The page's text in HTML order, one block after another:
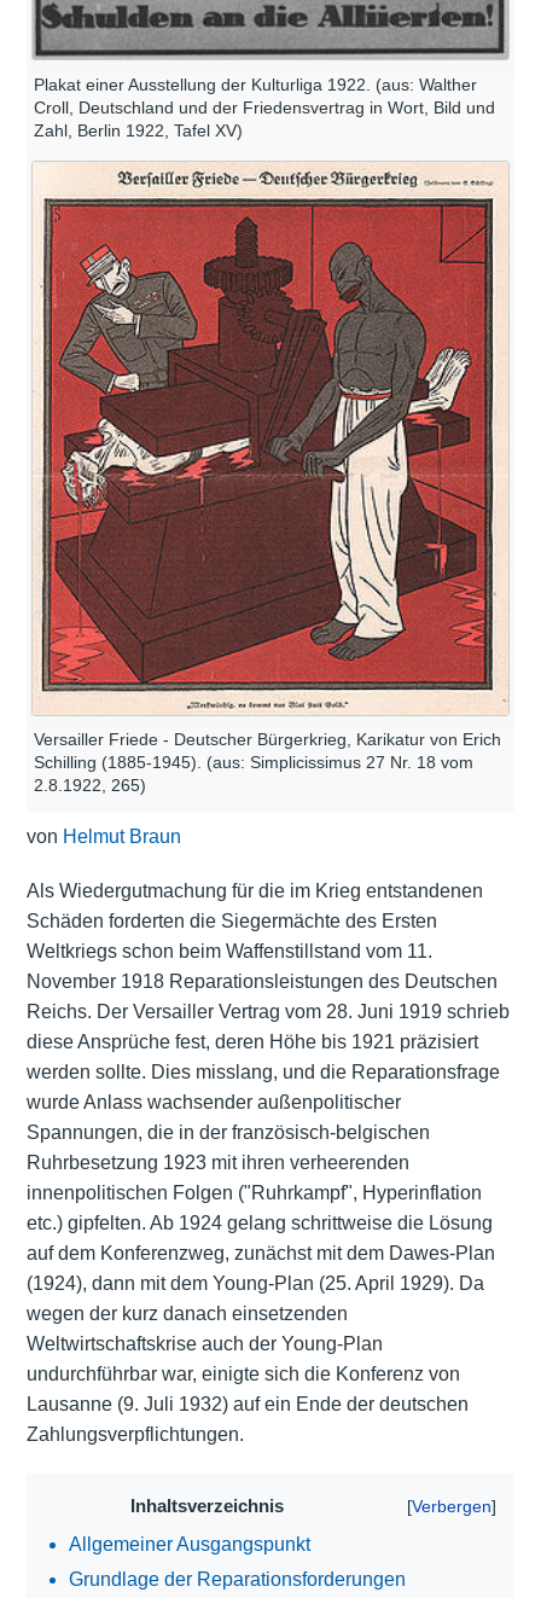
Plakat einer Ausstellung der Kulturliga 1922. (aus: Walther
Croll, Deutschland und der Friedensvertrag in Wort, Bild und
Zahl, Berlin 1922, Tafel XV)
Versailler Friede - Deutscher Bürgerkrieg, Karikatur von Erich
Schilling (1885-1945). (aus: Simplicissimus 27 Nr. 18 vom
2.8.1922, 265)
von Helmut Braun
Als Wiedergutmachung für die im Krieg entstandenen
Schäden forderten die Siegermächte des Ersten
Weltkriegs schon beim Waffenstillstand vom 11.
November 1918 Reparationsleistungen des Deutschen
Reichs. Der Versailler Vertrag vom 28. Juni 1919 schrieb
diese Ansprüche fest, deren Höhe bis 1921 präzisiert
werden sollte. Dies misslang, und die Reparationsfrage
wurde Anlass wachsender außenpolitischer
Spannungen, die in der französisch-belgischen
Ruhrbesetzung 1923 mit ihren verheerenden
innenpolitischen Folgen ("Ruhrkampf", Hyperinflation
etc.) gipfelten. Ab 1924 gelang schrittweise die Lösung
auf dem Konferenzweg, zunächst mit dem Dawes-Plan
(1924), dann mit dem Young-Plan (25. April 1929). Da
wegen der kurz danach einsetzenden
Weltwirtschaftskrise auch der Young-Plan
undurchführbar war, einigte sich die Konferenz von
Lausanne (9. Juli 1932) auf ein Ende der deutschen
Zahlungsverpflichtungen.
Inhaltsverzeichnis
Allgemeiner Ausgangspunkt
Grundlage der Reparationsforderungen